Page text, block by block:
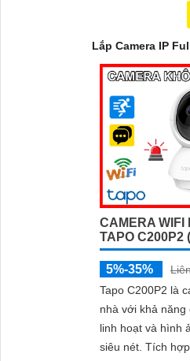
Lắp Camera IP
CAMERA WIFI
TAPO C200P2
5%-35%
Tapo C200P2 là
nhà với khả
linh hoạt và hình
siêu nét. Tích hợp đàm thoại hai chiều